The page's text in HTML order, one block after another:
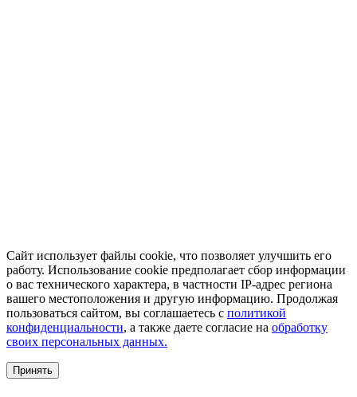
Сайт использует файлы cookie, что позволяет улучшить его
работу. Использование cookie предполагает сбор информации
о вас технического характера, в частности IP-адрес региона
вашего местоположения и другую информацию. Продолжая
пользоваться сайтом, вы соглашаетесь с политикой
конфиденциальности, а также даете согласие на обработку
своих персональных данных.
Принять